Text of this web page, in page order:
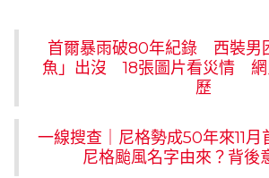
首爾暴雨破80年紀錄 西裝男
魚」出沒 18張圖片看災情 網
歷
一線搜查｜尼格勢成50年來11
尼格颱風名字由來？背後